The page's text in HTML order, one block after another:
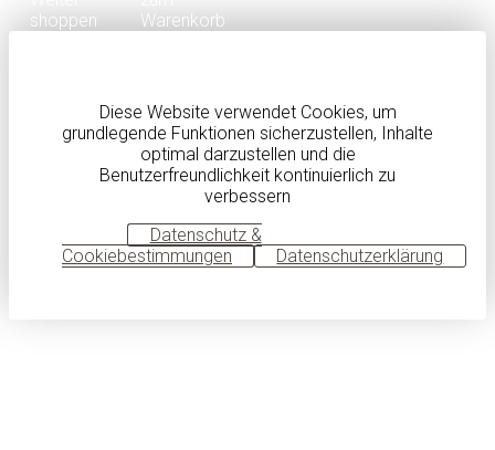
shoppen
Warenkorb
Diese Website verwendet Cookies, um
grundlegende Funktionen sicherzustellen, Inhalte
optimal darzustellen und die
Benutzerfreundlichkeit kontinuierlich zu
verbessern
Datenschutz &
Cookiebestimmungen
Datenschutzerklärung